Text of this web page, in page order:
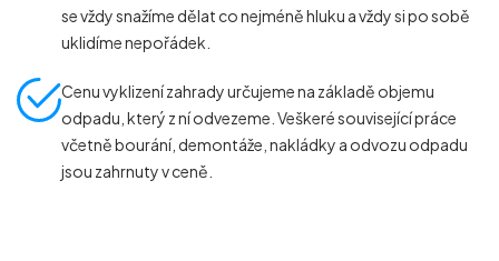
se vždy snažíme dělat co nejméně hluku a vždy si po sobě
uklidíme nepořádek.
Cenu vyklizení zahrady určujeme na základě objemu
odpadu, který z ní odvezeme. Veškeré související práce
včetně bourání, demontáže, nakládky a odvozu odpadu
jsou zahrnuty v ceně.